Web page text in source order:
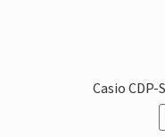
Casio